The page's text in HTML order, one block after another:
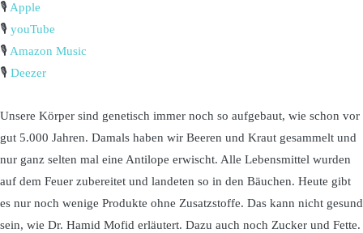
🎙️Apple
🎙️ youTube
🎙️Amazon Music
🎙️ Deezer
Unsere Körper sind genetisch immer noch so aufgebaut, wie schon vor
gut 5.000 Jahren. Damals haben wir Beeren und Kraut gesammelt und
nur ganz selten mal eine Antilope erwischt. Alle Lebensmittel wurden
auf dem Feuer zubereitet und landeten so in den Bäuchen. Heute gibt
es nur noch wenige Produkte ohne Zusatzstoffe. Das kann nicht gesund
sein, wie Dr. Hamid Mofid erläutert. Dazu auch noch Zucker und Fette.